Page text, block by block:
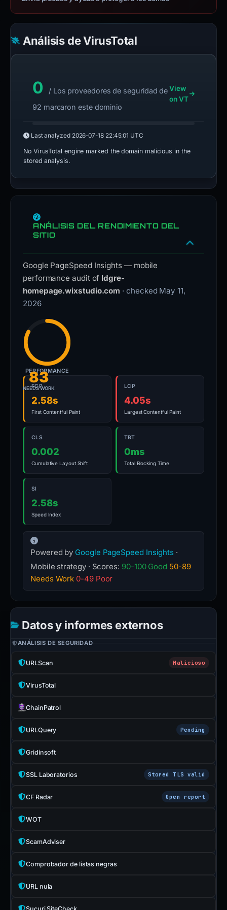
Análisis de VirusTotal
0
/ Los proveedores de seguridad de
92 marcaron este dominio
View
on VT
Last analyzed 2026-07-18 22:45:01 UTC
No VirusTotal engine marked the domain malicious in the
stored analysis.
ANÁLISIS DEL RENDIMIENTO DEL
SITIO
Google PageSpeed Insights — mobile
performance audit of ldgre-
homepage.wixstudio.com · checked May 11,
2026
83
NEEDS WORK
PERFORMANCE
FCP
2.58s
First Contentful Paint
LCP
4.05s
Largest Contentful Paint
CLS
0.002
Cumulative Layout Shift
TBT
0ms
Total Blocking Time
SI
2.58s
Speed Index
Powered by Google PageSpeed Insights ·
Mobile strategy · Scores: 90-100 Good 50-89
Needs Work 0-49 Poor
Datos y informes externos
ANÁLISIS DE SEGURIDAD
URLScan Malicioso
VirusTotal
ChainPatrol
URLQuery Pending
Gridinsoft
SSL Laboratorios Stored TLS valid
CF Radar Open report
WOT
ScamAdviser
Comprobador de listas negras
URL nula
Sucuri SiteCheck